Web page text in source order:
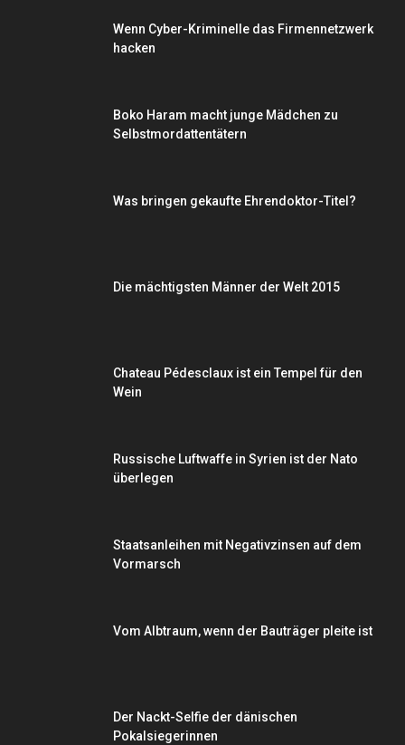
Wenn Cyber-Kriminelle das Firmennetzwerk
hacken
Boko Haram macht junge Mädchen zu
Selbstmordattentätern
Was bringen gekaufte Ehrendoktor-Titel?
Die mächtigsten Männer der Welt 2015
Chateau Pédesclaux ist ein Tempel für den
Wein
Russische Luftwaffe in Syrien ist der Nato
überlegen
Staatsanleihen mit Negativzinsen auf dem
Vormarsch
Vom Albtraum, wenn der Bauträger pleite ist
Der Nackt-Selfie der dänischen
Pokalsiegerinnen